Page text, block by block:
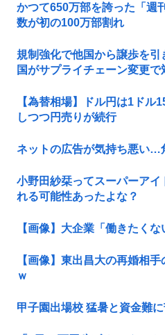
かつて650万部を誇った「週
数が初の100万部割れ
規制強化で他国から譲歩を
国がサプライチェーン変更
【為替相場】ドル円は1ド
しつつ円売りが続行
ネットの広告が気持ち悪い
小野田紗栞ってスーパーア
れる可能性あったよな？
【画像】大企業「働きたく
【画像】東出昌大の再婚相
ｗ
甲子園出場校 猛暑と資金難